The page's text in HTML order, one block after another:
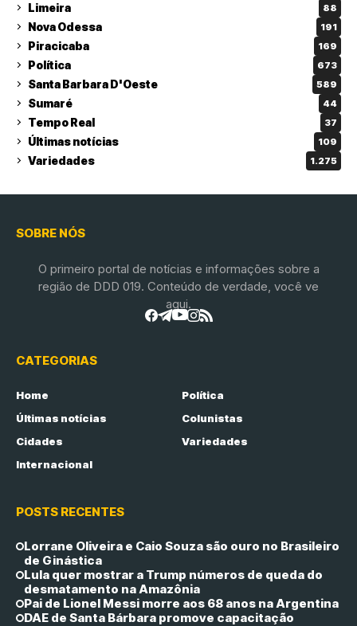
Limeira 88
Nova Odessa 191
Piracicaba 169
Política 673
Santa Barbara D'Oeste 589
Sumaré 44
Tempo Real 37
Últimas notícias 109
Variedades 1.275
SOBRE NÓS
O primeiro portal de notícias e informações sobre a
região de DDD 019. Conteúdo de verdade, você ve
aqui.
CATEGORIAS
Home
Política
Últimas notícias
Colunistas
Cidades
Variedades
Internacional
POSTS RECENTES
Lorrane Oliveira e Caio Souza são ouro no Brasileiro
de Ginástica
Lula quer mostrar a Trump números de queda do
desmatamento na Amazônia
Pai de Lionel Messi morre aos 68 anos na Argentina
DAE de Santa Bárbara promove capacitação